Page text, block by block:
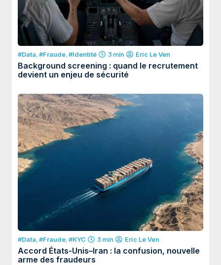
#Data,#Fraude,#Identité 3 min Eric Le Ven
Background screening : quand le recrutement
devient un enjeu de sécurité
#Data,#Fraude,#KYC 3 min Eric Le Ven
Accord États-Unis–Iran : la confusion, nouvelle
arme des fraudeurs